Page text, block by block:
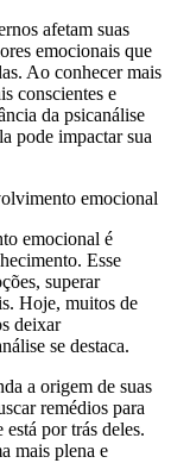
afetam suas
emocionais que
Ao conhecer mais
conscientes e
da psicanálise
pode impactar sua
emocional
emocional é
Esse
superar
Hoje, muitos de
deixar
se destaca.
a origem de suas
remédios para
por trás deles.
mais plena e